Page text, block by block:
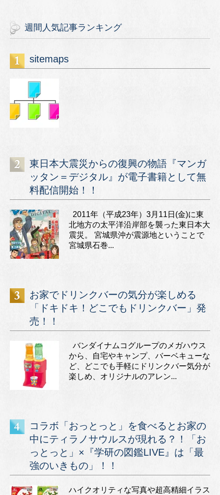
週間人気記事ランキング
sitemaps
東日本大震災からの復興の物語『マンガ
ッタン＝デジタル』が電子書籍として無
料配信開始！！
2011年（平成23年）3月11日(金)に東
北地方の太平洋沿岸部を襲った東日本大
震災。 宮城県沖が震源地ということで
宮城県石巻...
お家でドリンクバーの気分が楽しめる
「ドキドキ！どこでもドリンクバー」発
売！！
バンダイナムコグループのメガハウス
から、自宅やキャンプ、バーベキューな
ど、どこでも手軽にドリンクバー気分が
楽しめ、オリジナルのアレン...
コラボ「おっとっと」を食べるとお家の
中にティラノサウルスが現れる？！「お
っとっと」×『学研の図鑑LIVE』は「最
強のいきもの」！！
ハイクオリティな写真や超高精細イラス